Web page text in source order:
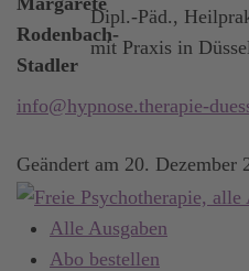
Dipl.-Päd.,
mit Praxis in
info@hypnose.therapie-
Geändert am 20. Dezember
Alle Ausgaben
Abo bestellen